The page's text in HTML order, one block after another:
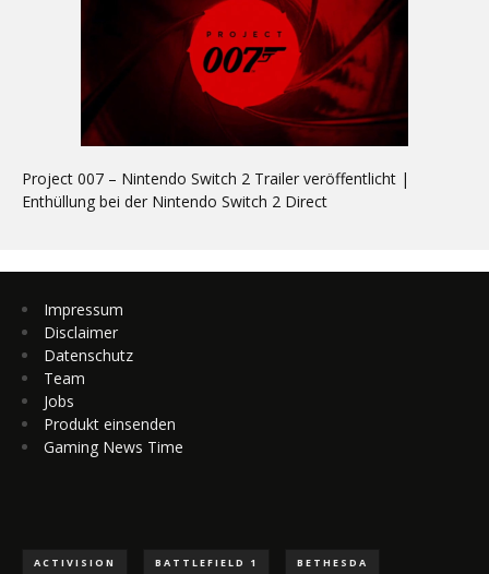
Project 007 – Nintendo Switch 2 Trailer veröffentlicht |
Enthüllung bei der Nintendo Switch 2 Direct
Impressum
Disclaimer
Datenschutz
Team
Jobs
Produkt einsenden
Gaming News Time
ACTIVISION BATTLEFIELD 1 BETHESDA